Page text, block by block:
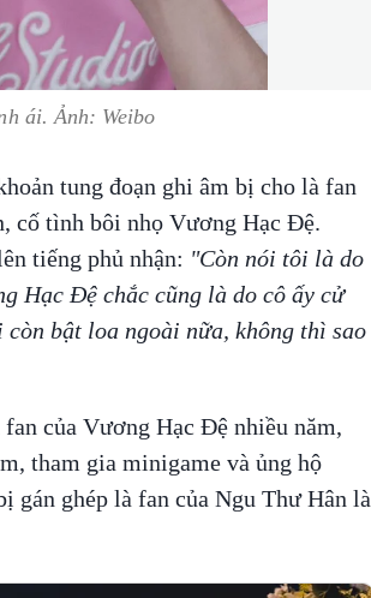
ái. Ảnh: Weibo
tung đoạn ghi âm bị cho là fan
cố tình bôi nhọ Vương Hạc Đệ.
tiếng phủ nhận: "Còn nói tôi là do
Hạc Đệ chắc cũng là do cô ấy cử
bật loa ngoài nữa, không thì sao
của Vương Hạc Đệ nhiều năm,
tham gia minigame và ủng hộ
gán ghép là fan của Ngu Thư Hân là